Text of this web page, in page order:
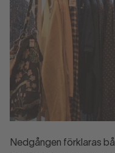
Nedgången förklaras